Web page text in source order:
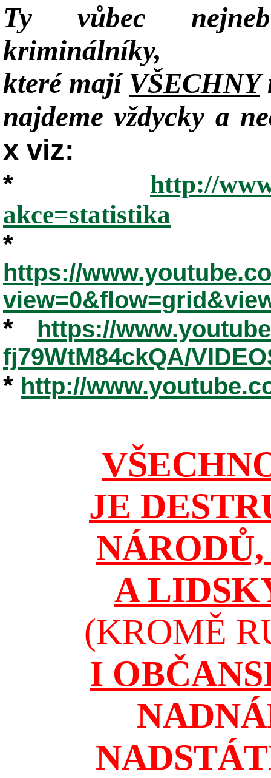
Ty vůbec
kriminálníky,
které majíVŠECHNY
najdeme vždycky a
x viz:
*
http://
akce=statistika
*
https://
*
https://
fj79WtM84ckQA/
* http://
JE
A
(KROMĚ
I